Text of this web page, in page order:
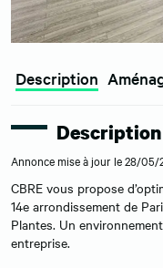
Description
Description
Annonce mise à jour le 28/05/
CBRE vous propose
14e arrondissement de
Plantes. Un
entreprise.